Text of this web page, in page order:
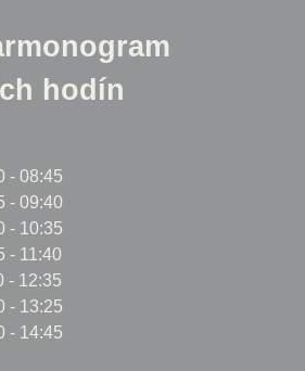
hodín
- 08:45
- 09:40
- 10:35
- 11:40
- 12:35
- 13:25
- 14:45